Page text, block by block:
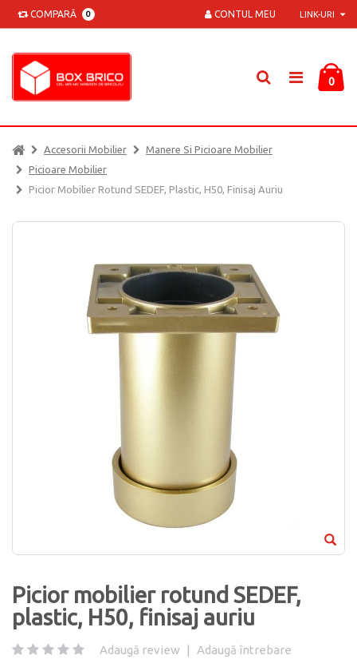
COMPARĂ 0 LINK-URI
CONTUL MEU
0
Accesorii Mobilier
Manere Si Picioare Mobilier
Picioare Mobilier
Picior Mobilier Rotund SEDEF, Plastic, H50, Finisaj Auriu
Picior mobilier rotund SEDEF,
plastic, H50, finisaj auriu
Adaugă review | Adaugă întrebare